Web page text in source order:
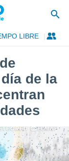
LIBRE
de la